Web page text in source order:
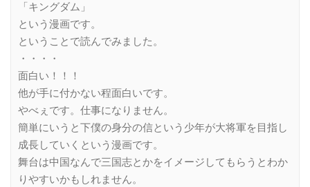
「キングダム」
という漫画です。
ということで読んでみました。
・・・・
面白い！！！
他が手に付かない程面白いです。
やべぇです。仕事になりません。
簡単にいうと下僕の身分の信という少年が大将軍を目指し
成長していくという漫画です。
舞台は中国なんで三国志とかをイメージしてもらうとわか
りやすいかもしれません。